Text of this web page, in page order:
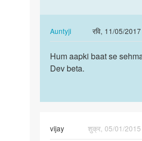
एक
लडका
हूँ
और
he
bhai
Auntyji
रवि, 11/05/
In
reply
to
Koi
he
You
are
beta.
Hum aapki baat se
Dev beta.
vijay
शुक्र, 05/01/